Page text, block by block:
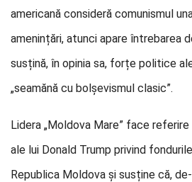
americană consideră comunismul
amenințări, atunci apare întrebarea
susțină, în opinia sa, forțe politice
„seamănă cu bolșevismul clasic”.
Lidera „Moldova Mare” face
ale lui Donald Trump privind
Republica Moldova și susține că,